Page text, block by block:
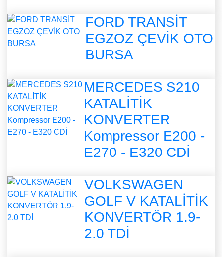
FORD TRANSİT
EGZOZ ÇEVİK OTO
BURSA
MERCEDES S210
KATALİTİK
KONVERTER
Kompressor E200 -
E270 - E320 CDİ
VOLKSWAGEN
GOLF V KATALİTİK
KONVERTÖR 1.9-
2.0 TDİ